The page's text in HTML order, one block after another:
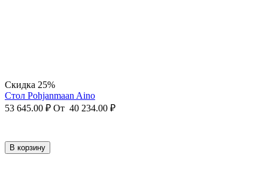
Скидка 25%
Стол Pohjanmaan Aino
53 645.00 ₽ От 40 234.00 ₽
В корзину